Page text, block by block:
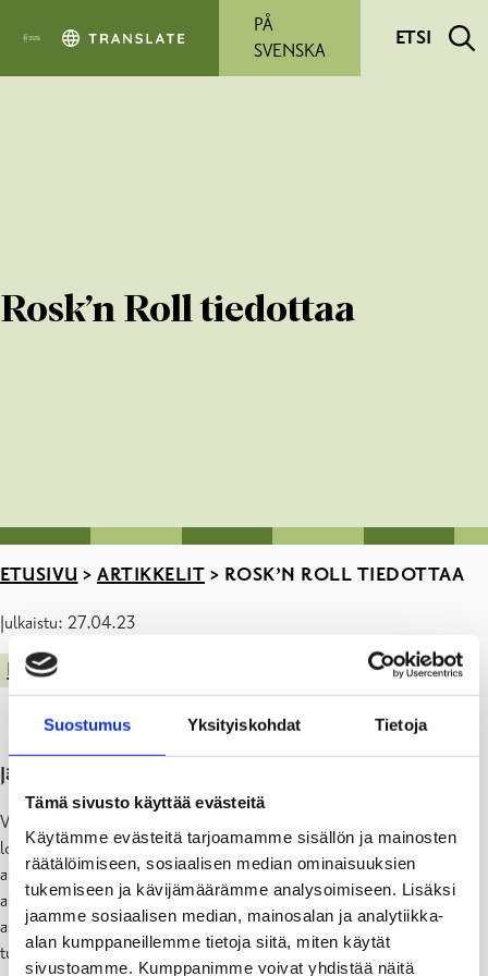
Suostumus Yksityiskohdat Tietoja
Tämä sivusto käyttää evästeitä
Käytämme evästeitä tarjoamamme sisällön ja mainosten
räätälöimiseen, sosiaalisen median ominaisuuksien
tukemiseen ja kävijämäärämme analysoimiseen. Lisäksi
jaamme sosiaalisen median, mainosalan ja analytiikka-
alan kumppaneillemme tietoja siitä, miten käytät
sivustoamme. Kumppanimme voivat yhdistää näitä
PÅ
SVENSKA
ETSI
Rosk’n Roll tiedottaa
ETUSIVU > ARTIKKELIT > ROSK’N ROLL TIEDOTTAA
Julkaistu: 27.04.23
KESTÄVÄ RAASEPORI ASUMINEN JA YMPÄRISTÖ
Jätteiden keräysautot kevätkierroksille
Vaarallisen jätteen keräysauto Otto vastaanottaa muun muassa
loisteputkia, jäteöljyä, akkuja, maaleja, liuottimia, sekä torjunta-
aineita. Vaaralliset jätteet ovat turvallisinta tuoda keräykseen
alkuperäispakkauksessaan tai muussa ehjässä ja tiiviisti suljetussa
astiassa, johon on selvästi merkitty sen sisältö. Otto-autolle voi
tuoda vaarallisia jätteitä enintään 50 kg/asiakas.